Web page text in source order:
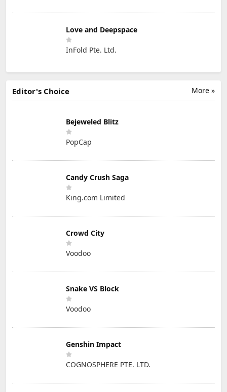
Love and Deepspace
InFold Pte. Ltd.
More »
Editor's Choice
Bejeweled Blitz
PopCap
Candy Crush Saga
King.com Limited
Crowd City
Voodoo
Snake VS Block
Voodoo
Genshin Impact
COGNOSPHERE PTE. LTD.